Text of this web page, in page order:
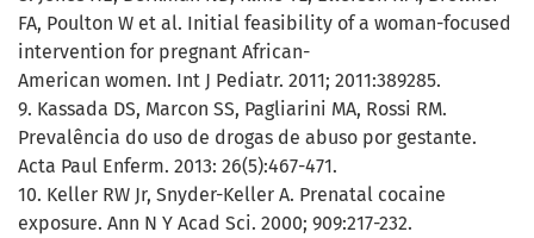
FA, Poulton W et al. Initial feasibility of a woman-focused
intervention for pregnant African-
American women. Int J Pediatr. 2011; 2011:389285.
9. Kassada DS, Marcon SS, Pagliarini MA, Rossi RM.
Prevalência do uso de drogas de abuso por gestante.
Acta Paul Enferm. 2013: 26(5):467-471.
10. Keller RW Jr, Snyder-Keller A. Prenatal cocaine
exposure. Ann N Y Acad Sci. 2000; 909:217-232.